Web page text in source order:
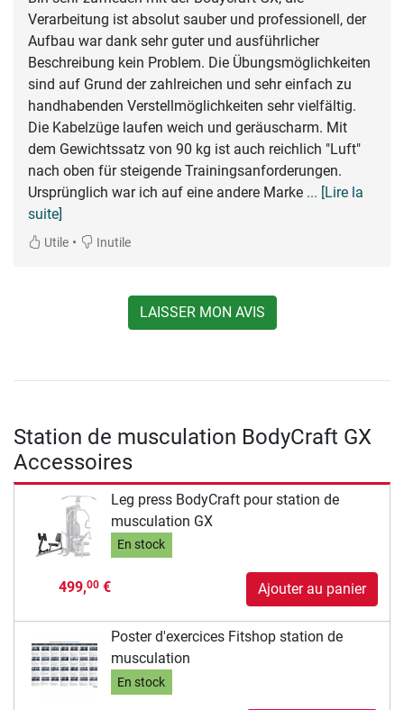
Verarbeitung ist absolut sauber und professionell, der
Aufbau war dank sehr guter und ausführlicher
Beschreibung kein Problem. Die Übungsmöglichkeiten
sind auf Grund der zahlreichen und sehr einfach zu
handhabenden Verstellmöglichkeiten sehr vielfältig.
Die Kabelzüge laufen weich und geräuscharm. Mit
dem Gewichtssatz von 90 kg ist auch reichlich "Luft"
nach oben für steigende Trainingsanforderungen.
Ursprünglich war ich auf eine andere Marke ... [Lire la
suite]
Utile • Inutile
LAISSER MON AVIS
Station de musculation BodyCraft GX
Accessoires
Leg press BodyCraft pour station de
musculation GX
En stock
499,00€ Ajouter au panier
Poster d'exercices Fitshop station de
musculation
En stock